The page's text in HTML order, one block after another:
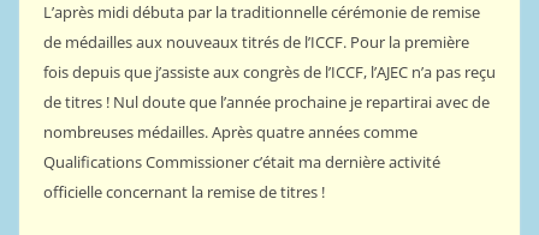
L’après midi débuta par la traditionnelle cérémonie de remise
de médailles aux nouveaux titrés de l’ICCF. Pour la première
fois depuis que j’assiste aux congrès de l’ICCF, l’AJEC n’a pas reçu
de titres ! Nul doute que l’année prochaine je repartirai avec de
nombreuses médailles. Après quatre années comme
Qualifications Commissioner c’était ma dernière activité
officielle concernant la remise de titres !